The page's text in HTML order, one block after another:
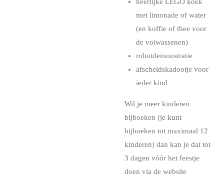
met limonade of water
(en koffie of thee voor
de volwassenen)
robotdemonstratie
afscheidskadootje voor
ieder kind
Wil je meer kinderen
bijboeken (je kunt
bijboeken tot maximaal 12
kinderen) dan kan je dat tot
3 dagen vóór het feestje
doen via de website